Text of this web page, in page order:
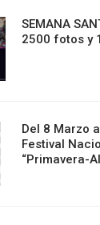
SEMANA
2500 fotos y
Del 8 Marzo
Festival
“Primavera-